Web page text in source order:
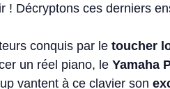
! Décryptons ces derniers
conquis par le toucher
un réel piano, le Yamaha
vantent à ce clavier son